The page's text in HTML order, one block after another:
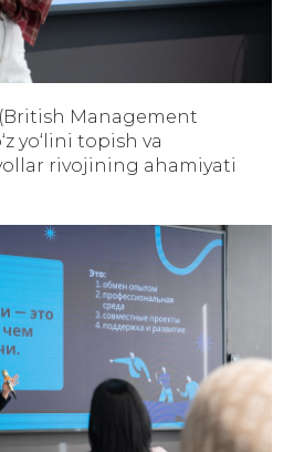
Management
yo‘lini topish va
rivojining ahamiyati